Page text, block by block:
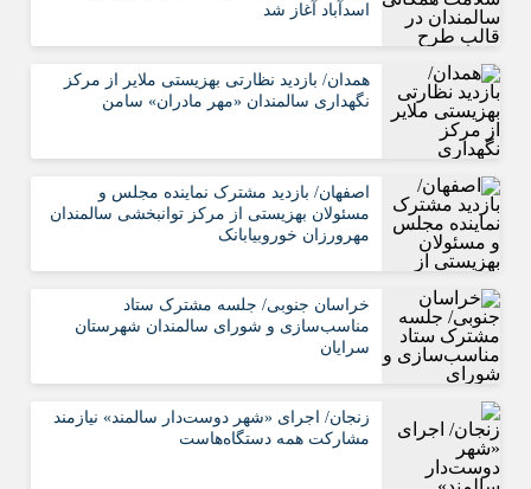
اسدآباد آغاز شد
همدان/ بازدید نظارتی بهزیستی ملایر از مرکز
نگهداری سالمندان «مهر مادران» سامن
اصفهان/ بازدید مشترک نماینده مجلس و
مسئولان بهزیستی از مرکز توانبخشی سالمندان
مهرورزان خوروبیابانک
خراسان جنوبی/ جلسه مشترک ستاد
مناسب‌سازی و شورای سالمندان شهرستان
سرایان
زنجان/ اجرای «شهر دوست‌دار سالمند» نیازمند
مشارکت همه دستگاه‌هاست